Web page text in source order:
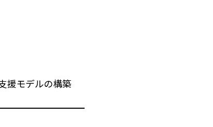
援モデルの構築